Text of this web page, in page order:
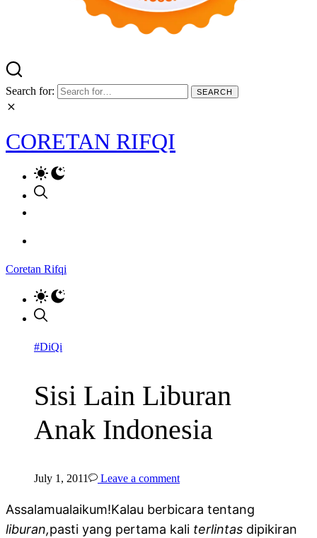
Search for:
CORETAN RIFQI
Coretan Rifqi
#DiQi
Sisi Lain Liburan
Anak Indonesia
July 1, 2011 Leave a comment
Assalamualaikum!Kalau berbicara tentang
liburan,pasti yang pertama kali terlintas dipikiran